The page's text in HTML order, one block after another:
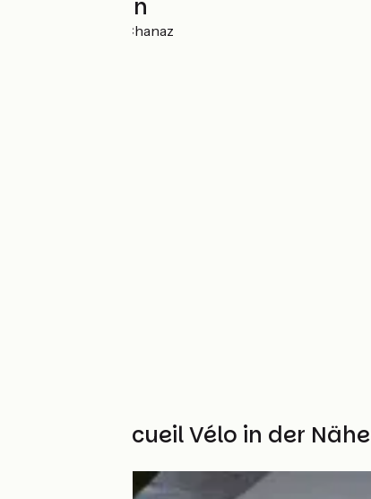
Localisation
Chef Lieu 73310 Chanaz
Weitere Accueil Vélo in der Nähe